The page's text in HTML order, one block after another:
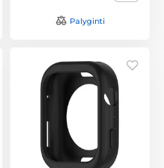
Palyginti